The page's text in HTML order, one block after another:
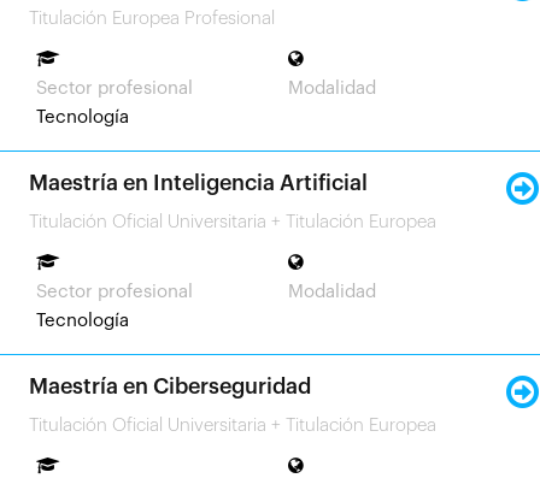
Sistemas
Titulación Europea Profesional
Sector profesional
Tecnología
Modalidad
Maestría en Inteligencia Artificial
Titulación Oficial Universitaria + Titulación Europea
Sector profesional
Tecnología
Modalidad
Maestría en Ciberseguridad
Titulación Oficial Universitaria + Titulación Europea